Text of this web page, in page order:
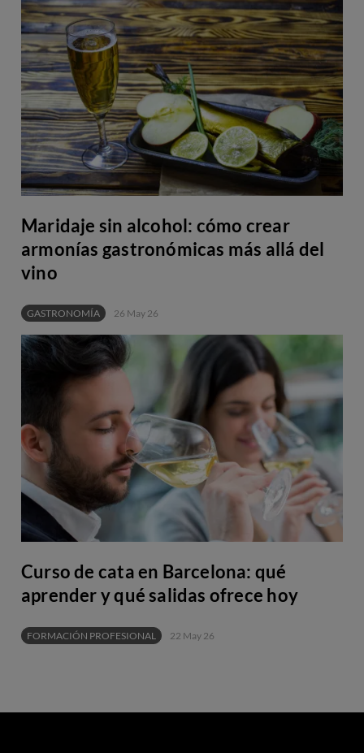
Maridaje sin alcohol: cómo crear
armonías gastronómicas más allá del
vino
GASTRONOMÍA 26 May 26
Curso de cata en Barcelona: qué
aprender y qué salidas ofrece hoy
FORMACIÓN PROFESIONAL 22 May 26